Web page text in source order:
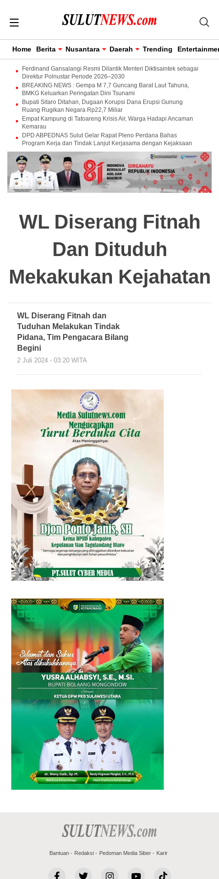
Home Berita Nusantara Daerah Trending
Ferdinand Gansalangi Resmi Dilantik Menteri Diktisaintek sebagai
Direktur Polnustar Periode 2026–2030
BREAKING NEWS : Gempa M 7,7 Guncang Barat Laut Tahuna,
BMKG Keluarkan Peringatan Dini Tsunami
Bupati Sitaro Ditahan, Dugaan Korupsi Dana Erupsi Gunung
Ruang Rugikan Negara Rp22,7 Miliar
Empat Kampung di Tatoareng Krisis Air, Warga Hadapi Ancaman
Kemarau
DPD ABPEDNAS Sulut Gelar Rapat Pleno Perdana Bahas
Program Kerja dan Tindak Lanjut Kerjasama dengan Kejaksaan
WL Diserang Fitnah
Dan Dituduh
Mekakukan Kejahatan
WL Diserang Fitnah dan
Tuduhan Melakukan Tindak
Pidana, Tim Pengacara Bilang
Begini
2 Juli 2024 - 03:20 WITA
Bantuan Redaksi Pedoman Media Siber Karir